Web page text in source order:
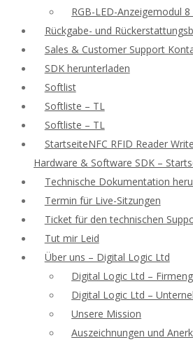
RGB-LED-Anzeigemodul 8
Rückgabe- und
Sales & Customer Support
SDK herunterladen
Softlist
Softliste – TL
Softliste – TL
StartseiteNFC RFID Reader
Hardware & Software SDK –
Technische Dokumentation
Termin für Live-Sitzungen
Ticket für den technischen
Tut mir Leid
Über uns – Digital Logic Ltd
Digital Logic Ltd –
Digital Logic Ltd –
Unsere Mission
Auszeichnungen und